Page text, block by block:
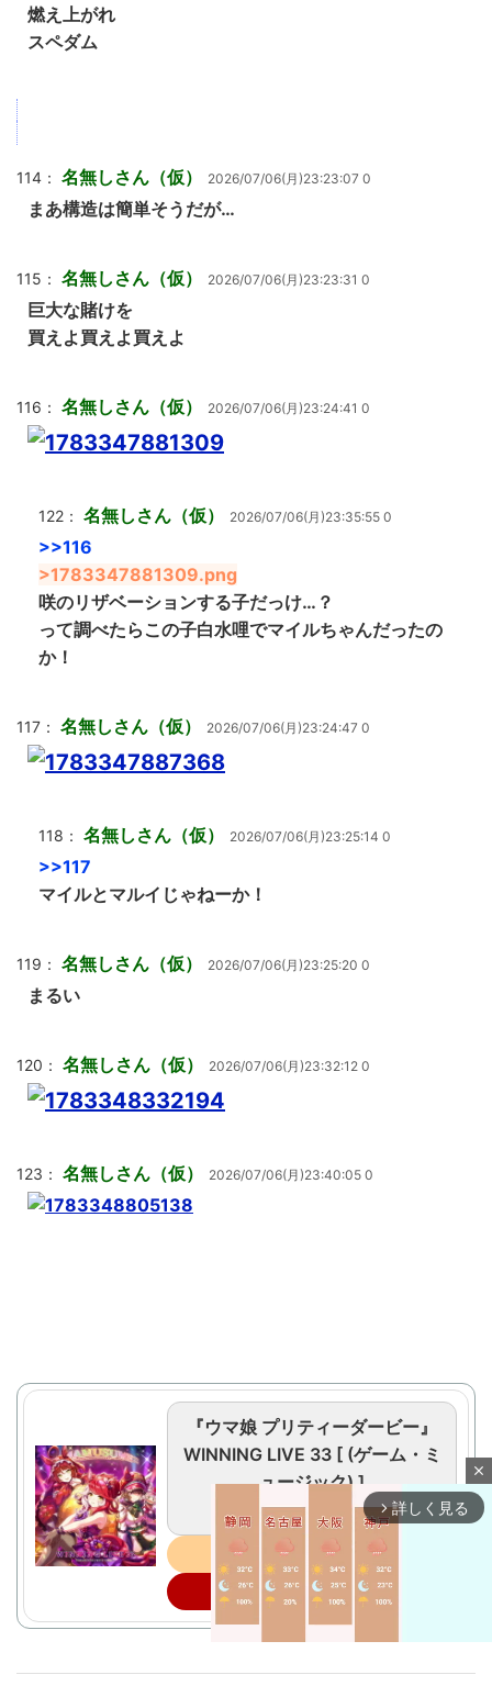
燃え上がれ
スペダム
114： 名無しさん（仮） 2026/07/06(月)23:23:07 0
まあ構造は簡単そうだが…
115： 名無しさん（仮） 2026/07/06(月)23:23:31 0
巨大な賭けを
買えよ買えよ買えよ
116： 名無しさん（仮） 2026/07/06(月)23:24:41 0
122： 名無しさん（仮） 2026/07/06(月)23:35:55 0
>>116
>1783347881309.png
咲のリザベーションする子だっけ…？
って調べたらこの子白水哩でマイルちゃんだったの
か！
117： 名無しさん（仮） 2026/07/06(月)23:24:47 0
118： 名無しさん（仮） 2026/07/06(月)23:25:14 0
>>117
マイルとマルイじゃねーか！
119： 名無しさん（仮） 2026/07/06(月)23:25:20 0
まるい
120： 名無しさん（仮） 2026/07/06(月)23:32:12 0
123： 名無しさん（仮） 2026/07/06(月)23:40:05 0
『ウマ娘 プリティーダービー』
WINNING LIVE 33 [ (ゲーム・ミ
ュージック) ]
《2026/04/15発売》
Amazon
楽天市場
close
arrow_forward_ios 詳しく見る